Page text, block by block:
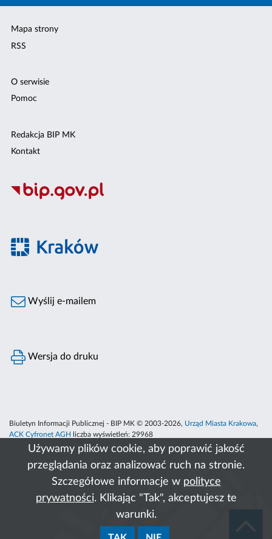
Używamy plików cookie, aby poprawić jakość
przeglądania oraz analizować ruch na stronie.
Szczegółowe informacje w polityce
prywatności. Klikając "Tak", akceptujesz te
warunki.
Mapa strony
RSS
O serwisie
Pomoc
Redakcja BIP MK
Kontakt
Wyślij e-mailem
Wersja do druku
Biuletyn Informacji Publicznej - BIP MK © 2003-2026, Urząd Miasta Krakowa,
ACK Cyfronet AGH liczba wyświetleń: 29968